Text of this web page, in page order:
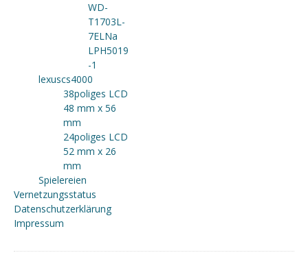
WD-
T1703L-
7ELNa
LPH5019
-1
lexuscs4000
38poliges LCD
48 mm x 56
mm
24poliges LCD
52 mm x 26
mm
Spielereien
Vernetzungsstatus
Datenschutzerklärung
Impressum